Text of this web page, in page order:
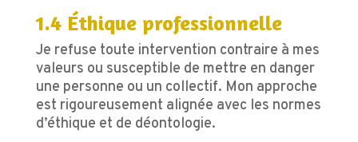
1.4 Éthique professionnelle
Je refuse toute intervention contraire à mes
valeurs ou susceptible de mettre en danger
une personne ou un collectif. Mon approche
est rigoureusement alignée avec les normes
d’éthique et de déontologie.